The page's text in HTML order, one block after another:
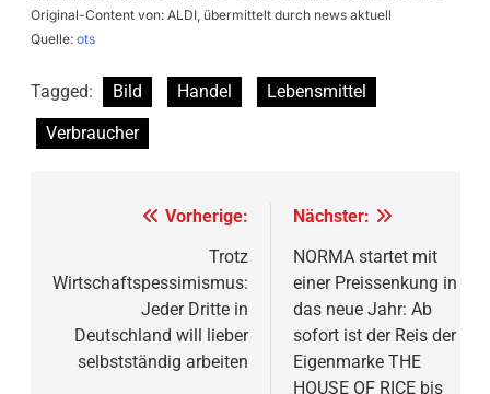
Original-Content von: ALDI, übermittelt durch news aktuell
Quelle: ots
Tagged: Bild Handel
Lebensmittel
Verbraucher
Beitragsnavigation
Vorherige:
Trotz
Wirtschaftspessimismus:
Jeder Dritte in
Deutschland will lieber
selbstständig arbeiten
Nächster:
NORMA startet mit
einer Preissenkung in
das neue Jahr: Ab
sofort ist der Reis der
Eigenmarke THE
HOUSE OF RICE bis